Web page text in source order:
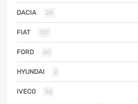
DACIA 28
FIAT 137
FORD 60
HYUNDAI 2
IVECO 55